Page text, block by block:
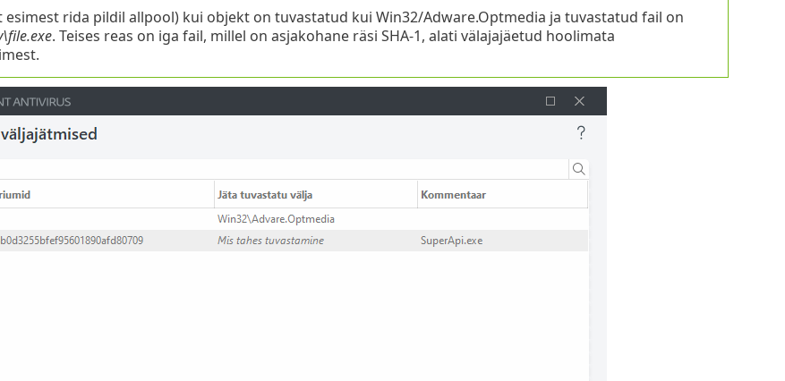
esimest rida pildil allpool) kui objekt on tuvastatud kui Win32/Adware.Optmedia ja tuvastatud fail on
. Teises reas on iga fail, millel on asjakohane räsi SHA-1, alati välajajäetud hoolimata